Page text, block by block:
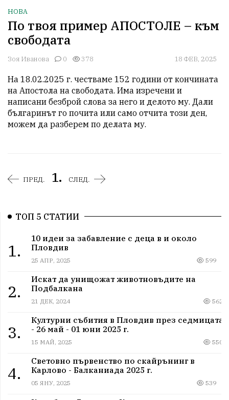
НОВА
По твоя пример АПОСТОЛЕ – към
свободата
Зоя Иванова 0 378 18 ФЕВ, 2025
На 18.02.2025 г. честваме 152 години от кончината
на Апостола на свободата. Има изречени и
написани безброй слова за него и делото му. Дали
българинът го почита или само отчита този ден,
можем да разберем по делата му.
ПРЕД. 1. СЛЕД.
ТОП 5 СТАТИИ
1.
10 идеи за забавление с деца в и около
Пловдив
25 АПР, 2025 599
2.
Искат да унищожат животновъдите на
Подбалкана
21 ДЕК, 2024 562
3.
Културни събития в Пловдив през седмицата
- 26 май - 01 юни 2025 г.
15 МАЙ, 2025 550
4.
Световно първенство по скайрънинг в
Карлово - Балканиада 2025 г.
05 ЯНУ, 2025 539